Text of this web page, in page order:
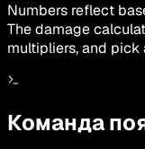
Numbers reflect
The damage
multipliers, and
Команда